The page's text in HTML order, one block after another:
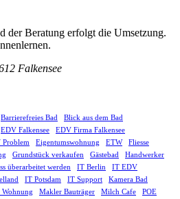
der Beratung erfolgt die Umsetzung.
Falkensee
Barrierefreies Bad
Blick aus dem Bad
EDV Falkensee
EDV Firma Falkensee
Problem Eigentumswohnung ETW
Fliesse
Grundstück verkaufen Gästebad
Handwerker
überarbeitet werden IT Berlin
IT EDV
IT Potsdam IT Support
Kamera Bad
Wohnung Makler Bauträger Milch Cafe
POE